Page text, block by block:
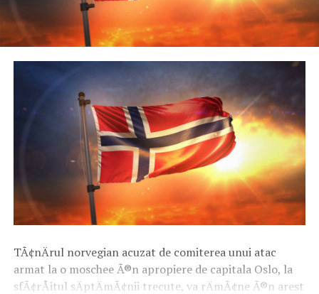
TÃ¢nÄrul norvegian acuzat de comiterea unui atac
armat la o moschee Ã®n apropiere de capitala Oslo, la
sfÃ¢rÅitul sÄptÄmÃ¢nii trecute, va rÄmÃ¢ne Ã®n arest